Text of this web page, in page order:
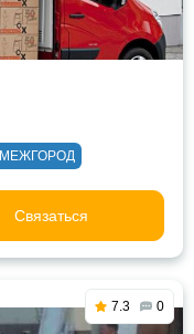
МЕЖГОРОД
Связаться
7.3 0